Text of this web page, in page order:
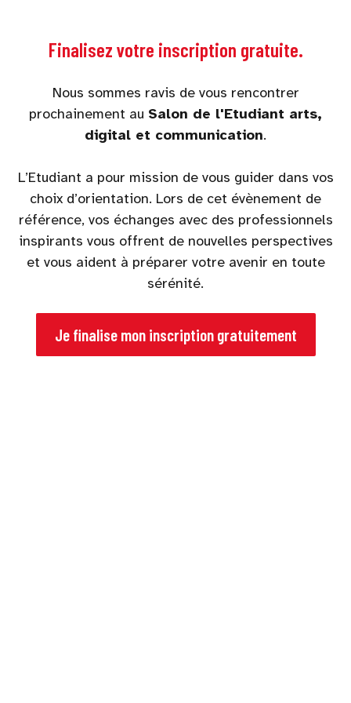
Finalisez votre inscription gratuite.
Nous sommes ravis de vous rencontrer
prochainement au Salon de l'Etudiant arts,
digital et communication.
L’Etudiant a pour mission de vous guider dans vos
choix d’orientation. Lors de cet évènement de
référence, vos échanges avec des professionnels
inspirants vous offrent de nouvelles perspectives
et vous aident à préparer votre avenir en toute
sérénité.
Je finalise mon inscription gratuitement